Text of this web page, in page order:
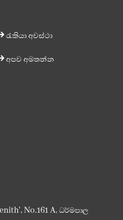
රැකියා අවස්ථා
අපව අමතන්න
No.161 A, ධර්මපාල